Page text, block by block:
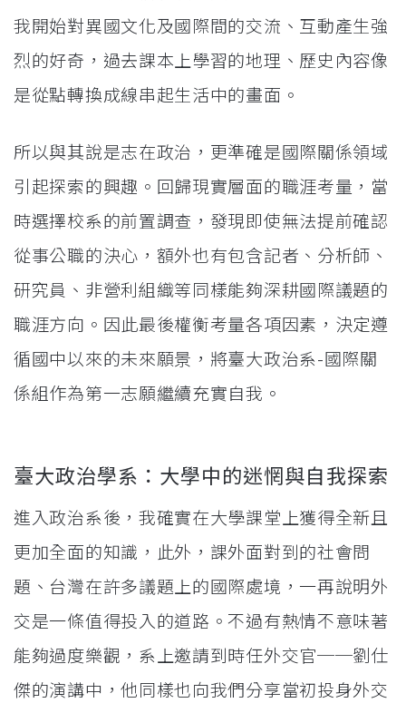
我開始對異國文化及國際間的交流、互動產生強
烈的好奇，過去課本上學習的地理、歷史內容像
是從點轉換成線串起生活中的畫面。
所以與其說是志在政治，更準確是國際關係領域
引起探索的興趣。回歸現實層面的職涯考量，當
時選擇校系的前置調查，發現即使無法提前確認
從事公職的決心，額外也有包含記者、分析師、
研究員、非營利組織等同樣能夠深耕國際議題的
職涯方向。因此最後權衡考量各項因素，決定遵
循國中以來的未來願景，將臺大政治系-國際關
係組作為第一志願繼續充實自我。
臺大政治學系：大學中的迷惘與自我探索
進入政治系後，我確實在大學課堂上獲得全新且
更加全面的知識，此外，課外面對到的社會問
題、台灣在許多議題上的國際處境，一再說明外
交是一條值得投入的道路。不過有熱情不意味著
能夠過度樂觀，系上邀請到時任外交官──劉仕
傑的演講中，他同樣也向我們分享當初投身外交